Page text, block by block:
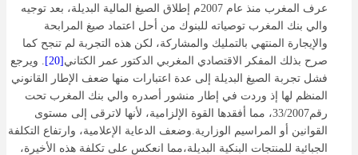
عرف المغرب منذ عام 2007م إطلاق الصيغ المالية البديلة، بعد توجيه
والي بنك المغرب توصياته للبنوك من أحل اعتماد صيغ المرابحة
والإيجارة المنتهي بالتمليك والمشاركة، لكن هذه التجربة لم تنجح كما
صرح بذلك المفكر الاقتصادي المغربي الدكتور عمر الكتاني [20]
. ويرجع
فشل تجربة الصيغ البديلة إلى عدة اعتبارات منها ضعف الإطار القانوني
المنظم لها إذ وردت في إطار منشور أصدره والي بنك المغرب تحت
رقم33/2007، مما أفقدها القوة الإلزامية، لأنها لاترقى إلى مستوى
القوانين أو المراسيم الوزارية.وضعف الدعاية الإعلامية، وارتفاع التكلفة
الجبائية للمنتجات البنكية البديلة،مما انعكس على تكلفة هذه الأخيرة،